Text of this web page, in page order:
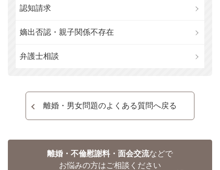
認知請求
嫡出否認・親子関係不存在
弁護士相談
離婚・男女問題のよくある質問へ戻る
離婚・不倫慰謝料・面会交流などで
お悩みの方はご相談ください